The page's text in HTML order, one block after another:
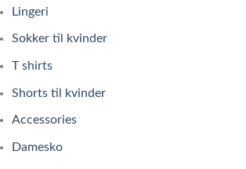
Lingeri
Sokker til kvinder
T shirts
Shorts til kvinder
Accessories
Damesko